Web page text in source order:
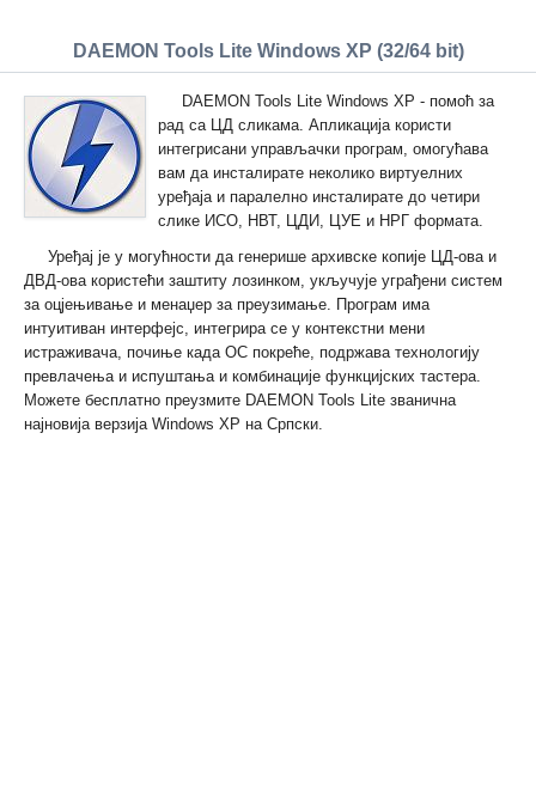
DAEMON Tools Lite Windows XP (32/64 bit)
DAEMON Tools Lite Windows XP - помоћ за
рад са ЦД сликама. Апликација користи
интегрисани управљачки програм, омогућава
вам да инсталирате неколико виртуелних
уређаја и паралелно инсталирате до четири
слике ИСО, НВТ, ЦДИ, ЦУЕ и НРГ формата.
Уређај је у могућности да генерише архивске копије ЦД-ова и
ДВД-ова користећи заштиту лозинком, укључује уграђени систем
за оцјењивање и менаџер за преузимање. Програм има
интуитиван интерфејс, интегрира се у контекстни мени
истраживача, почиње када ОС покреће, подржава технологију
превлачења и испуштања и комбинације функцијских тастера.
Можете бесплатно преузмите DAEMON Tools Lite званична
најновија верзија Windows XP на Српски.